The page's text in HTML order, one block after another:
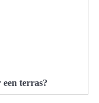
terras?